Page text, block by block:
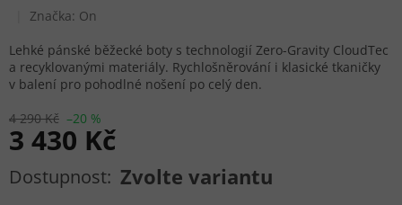
Značka: On
4 290 Kč –20 %
3 430 Kč
Měrná cena: Zvolte variantu
Lehké pánské běžecké boty s technologií Zero-Gravity CloudTec
a recyklovanými materiály. Rychlošněrování i klasické tkaničky
v balení pro pohodlné nošení po celý den.